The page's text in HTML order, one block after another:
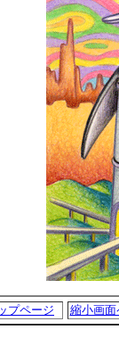
プページ 縮小画面